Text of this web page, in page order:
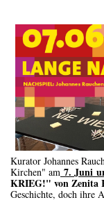
Kurator Johannes
Kirchen" am 7. Juni
KRIEG!" von Zenita
Geschichte, doch ihre